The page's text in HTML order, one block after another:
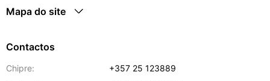
Mapa do site
Contactos
Chipre:
+357 25 123889